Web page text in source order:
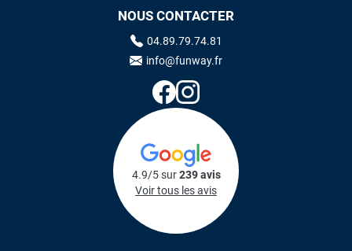
NOUS CONTACTER
04.89.79.74.81
info@funway.fr
4.9/5 sur239 avis
Voir tous les avis